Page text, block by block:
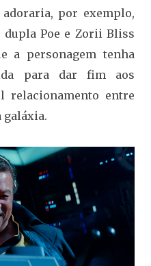
por exemplo,
Poe e Zorii Bliss
a personagem tenha
para dar fim aos
relacionamento entre
galáxia.